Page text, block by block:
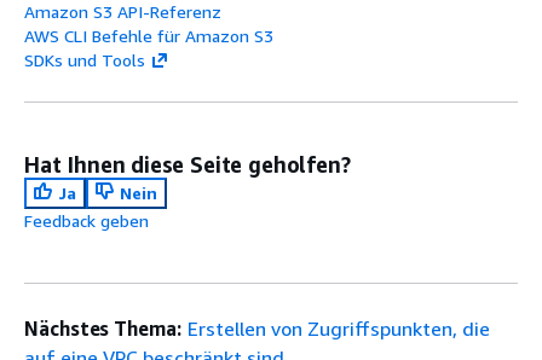
Amazon S3 API-Referenz
AWS CLI Befehle für Amazon S3
SDKs und Tools
Hat Ihnen diese Seite geholfen?
Ja
Nein
Feedback geben
Nächstes Thema: Erstellen von Zugriffspunkten, die